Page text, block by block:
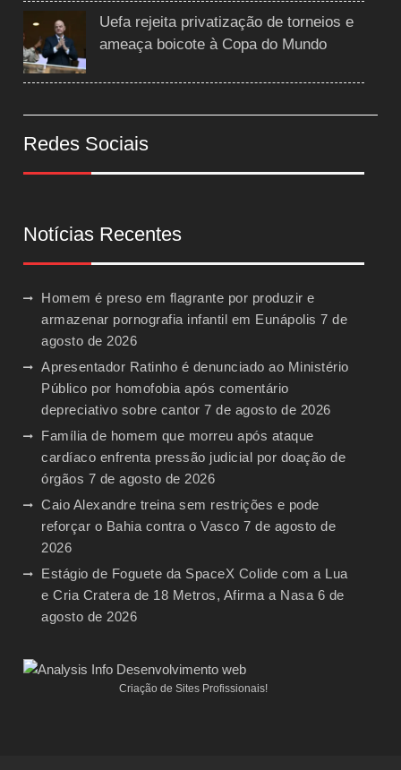
Uefa rejeita privatização de torneios e
ameaça boicote à Copa do Mundo
Redes Sociais
Notícias Recentes
Homem é preso em flagrante por produzir e
armazenar pornografia infantil em Eunápolis 7 de
agosto de 2026
Apresentador Ratinho é denunciado ao Ministério
Público por homofobia após comentário
depreciativo sobre cantor 7 de agosto de 2026
Família de homem que morreu após ataque
cardíaco enfrenta pressão judicial por doação de
órgãos 7 de agosto de 2026
Caio Alexandre treina sem restrições e pode
reforçar o Bahia contra o Vasco 7 de agosto de
2026
Estágio de Foguete da SpaceX Colide com a Lua
e Cria Cratera de 18 Metros, Afirma a Nasa 6 de
agosto de 2026
Criação de Sites Profissionais!